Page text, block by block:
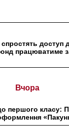
доступ
працюватиме
Вчора
першого класу: